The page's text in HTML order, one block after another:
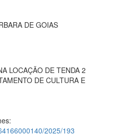
DE GOIAS
LOCAÇÃO DE TENDA 2
DE CULTURA E
2025/193